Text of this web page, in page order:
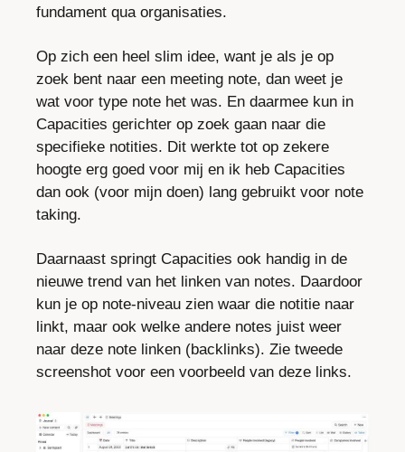
fundament qua organisaties.
Op zich een heel slim idee, want je als je op
zoek bent naar een meeting note, dan weet je
wat voor type note het was. En daarmee kun in
Capacities gerichter op zoek gaan naar die
specifieke notities. Dit werkte tot op zekere
hoogte erg goed voor mij en ik heb Capacities
dan ook (voor mijn doen) lang gebruikt voor note
taking.
Daarnaast springt Capacities ook handig in de
nieuwe trend van het linken van notes. Daardoor
kun je op note-niveau zien waar die notitie naar
linkt, maar ook welke andere notes juist weer
naar deze note linken (backlinks). Zie tweede
screenshot voor een voorbeeld van deze links.